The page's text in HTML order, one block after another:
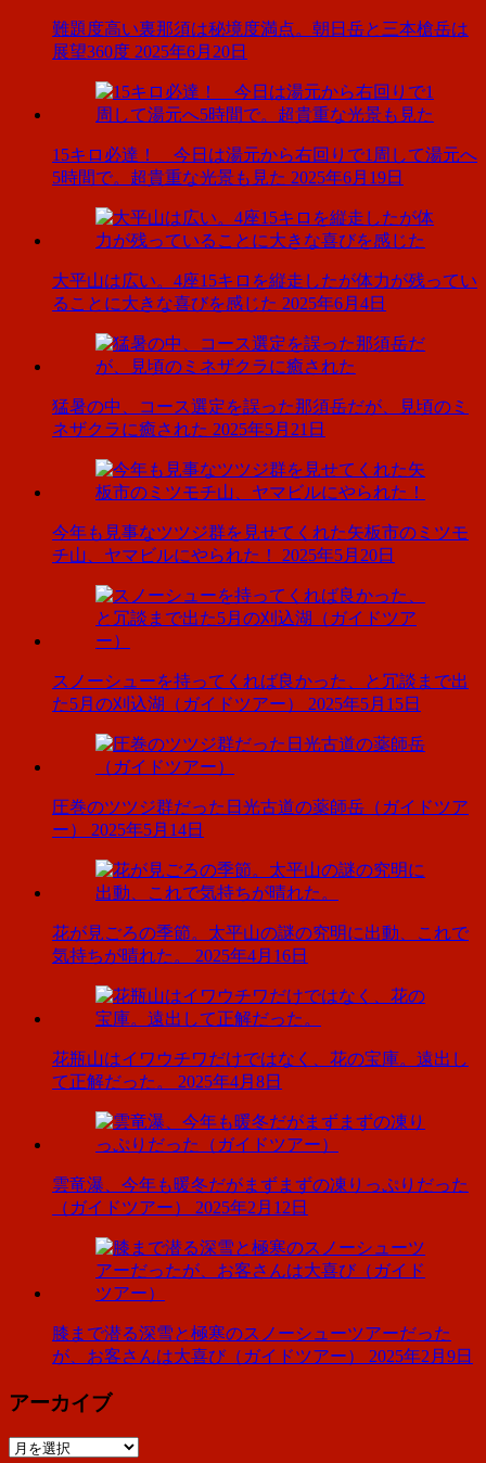
難題度高い裏那須は秘境度満点。朝日岳と三本槍岳は
展望360度 2025年6月20日
15キロ必達！ 今日は湯元から右回りで1周して湯元へ
5時間で。超貴重な光景も見た 2025年6月19日
大平山は広い。4座15キロを縦走したが体力が残ってい
ることに大きな喜びを感じた 2025年6月4日
猛暑の中、コース選定を誤った那須岳だが、見頃のミ
ネザクラに癒された 2025年5月21日
今年も見事なツツジ群を見せてくれた矢板市のミツモ
チ山、ヤマビルにやられた！
2025年5月20日
スノーシューを持ってくれば良かった、と冗談まで出
た5月の刈込湖（ガイドツアー）
2025年5月15日
圧巻のツツジ群だった日光古道の薬師岳（ガイドツア
ー）
2025年5月14日
花が見ごろの季節。太平山の謎の究明に出動、これで
気持ちが晴れた。
2025年4月16日
花瓶山はイワウチワだけではなく、花の宝庫。遠出し
て正解だった。
2025年4月8日
雲竜瀑、今年も暖冬だがまずまずの凍りっぷりだった
（ガイドツアー）
2025年2月12日
膝まで潜る深雪と極寒のスノーシューツアーだった
が、お客さんは大喜び（ガイドツアー）
2025年2月9日
アーカイブ
ア